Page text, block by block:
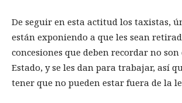
De seguir en esta actitud los taxistas,
están exponiendo a que les sean
concesiones que deben recordar no
Estado, y se les dan para trabajar, así
tener que no pueden estar fuera de la